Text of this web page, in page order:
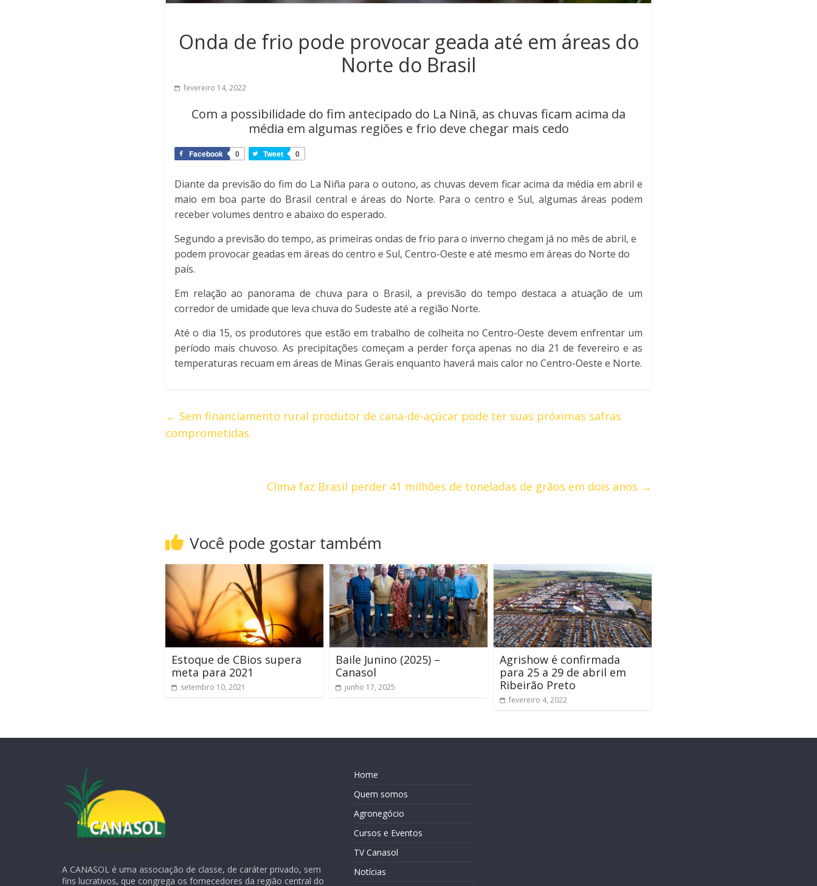
Onda de frio pode provocar geada até em áreas do
Norte do Brasil
fevereiro 14, 2022
Com a possibilidade do fim antecipado do La Ninã, as chuvas ficam acima da
média em algumas regiões e frio deve chegar mais cedo
Facebook 0 Tweet 0
Diante da previsão do fim do La Niña para o outono, as chuvas devem ficar acima da média em abril e
maio em boa parte do Brasil central e áreas do Norte. Para o centro e Sul, algumas áreas podem
receber volumes dentro e abaixo do esperado.
Segundo a previsão do tempo, as primeiras ondas de frio para o inverno chegam já no mês de abril, e
podem provocar geadas em áreas do centro e Sul, Centro-Oeste e até mesmo em áreas do Norte do
país.
Em relação ao panorama de chuva para o Brasil, a previsão do tempo destaca a atuação de um
corredor de umidade que leva chuva do Sudeste até a região Norte.
Até o dia 15, os produtores que estão em trabalho de colheita no Centro-Oeste devem enfrentar um
período mais chuvoso. As precipitações começam a perder força apenas no dia 21 de fevereiro e as
temperaturas recuam em áreas de Minas Gerais enquanto haverá mais calor no Centro-Oeste e Norte.
← Sem financiamento rural produtor de cana-de-açúcar pode ter suas próximas safras
comprometidas
Clima faz Brasil perder 41 milhões de toneladas de grãos em dois anos →
Você pode gostar também
Estoque de CBios supera
meta para 2021
setembro 10, 2021
Baile Junino (2025) –
Canasol
junho 17, 2025
Agrishow é confirmada
para 25 a 29 de abril em
Ribeirão Preto
fevereiro 4, 2022
A CANASOL é uma associação de classe, de caráter privado, sem
fins lucrativos, que congrega os fornecedores da região central do
Home
Quem somos
Agronegócio
Cursos e Eventos
TV Canasol
Notícias